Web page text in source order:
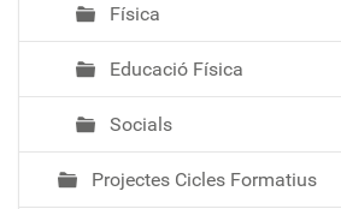
Física
Educació Física
Socials
Projectes Cicles Formatius